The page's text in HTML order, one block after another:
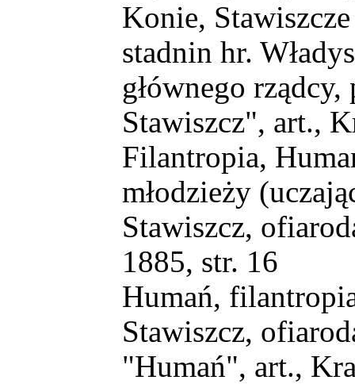
Konie,
stadnin hr.
głównego
Stawiszcz", art.,
Filantropia,
młodzieży
Stawiszcz,
1885, str. 16
Humań,
Stawiszcz,
"Humań", art.,